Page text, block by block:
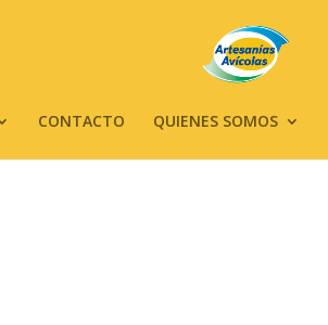
CONTACTO QUIENES SOMOS